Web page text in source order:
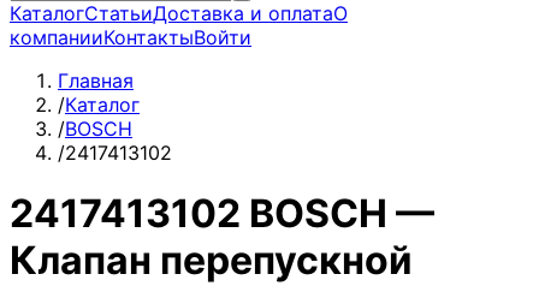
КаталогСтатьиДоставка и оплатаО
компанииКонтактыВойти
Главная
/Каталог
/BOSCH
/2417413102
2417413102 BOSCH —
Клапан перепускной